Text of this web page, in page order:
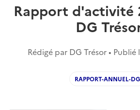
Rapport d'activité
DG
Rédigé par DG Trésor • Publié
RAPPORT-ANNUEL-DG